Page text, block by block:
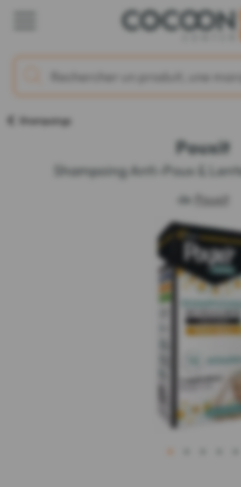
Shampoings
Pouxit
Shampoing Anti-Poux &
de Pouxit
1